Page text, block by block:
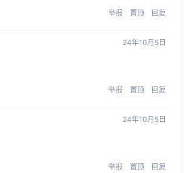
举报 置顶 回复
24年10月5日
举报 置顶 回复
24年10月5日
举报 置顶 回复